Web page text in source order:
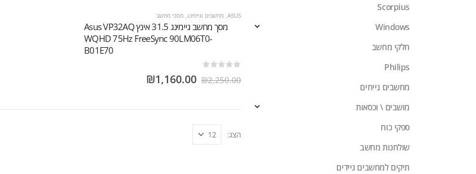
ASUS
, מחשבים וגיימינג, מסכי מחשב
מסך מחשב גיימינג 31.5 אינץ Asus VP32AQ
WQHD 75Hz FreeSync 90LM06T0-
B01E70
₪2,250.00
₪1,160.00
הצג:
Scorpius
Windows
חלקי מחשב
Philips
מחשבים נייחים
מושבים \ וכסאות
ספקי כוח
שולחנות מחשב
תיקים למחשבים ניידים